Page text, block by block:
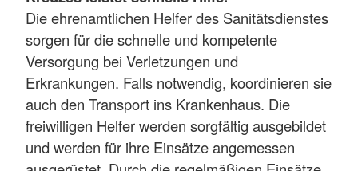
Die ehrenamtlichen Helfer des Sanitätsdienstes
sorgen für die schnelle und kompetente
Versorgung bei Verletzungen und
Erkrankungen. Falls notwendig, koordinieren sie
auch den Transport ins Krankenhaus. Die
freiwilligen Helfer werden sorgfältig ausgebildet
und werden für ihre Einsätze angemessen